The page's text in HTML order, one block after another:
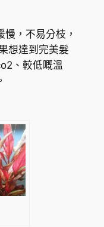
，不易分枝，
想達到完美髮
、較低嘅溫